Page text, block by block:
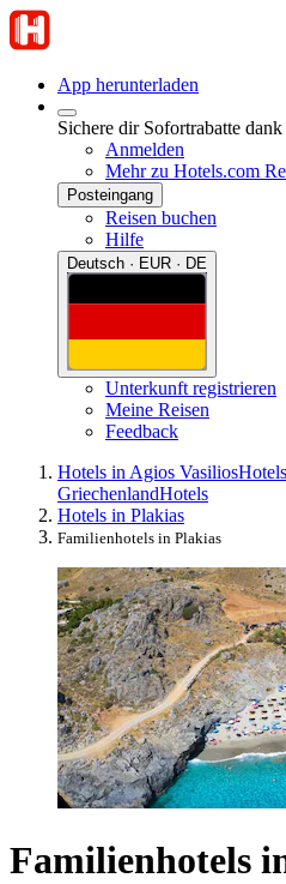
App herunterladen
Sichere dir Sofortrabatte
Anmelden
Mehr zu Hotels.com
Posteingang
Reisen buchen
Hilfe
Deutsch · EUR · DE
Unterkunft registrieren
Meine Reisen
Feedback
Hotels in Agios Vasilios
GriechenlandHotels
Hotels in Plakias
Familienhotels in Plakias
Familienhotels